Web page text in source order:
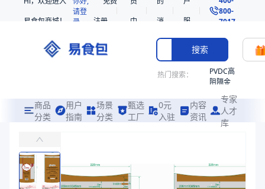
易食包商城！
请登
录
注册
中
消
息
服
务
800-
7017
搜索
热门搜索：
PVDC高
阻隔金
共挤热
收缩袋
收缩袋
221340
商品
分类
用户
指南
场景
分类
甄选
工厂
0元
入驻
内容
资讯
专家
人才
库
易食包（EPAK）专注于PE非阻隔高收缩共挤印刷热收缩袋SE83包装
产品卖点：
高阻隔、高收缩